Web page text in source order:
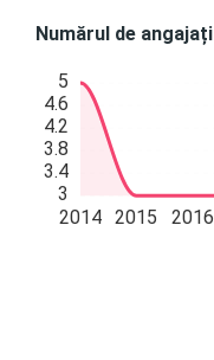
Numărul de angajați
5
4.6
4.2
3.8
3.4
3
2014 2015 2016